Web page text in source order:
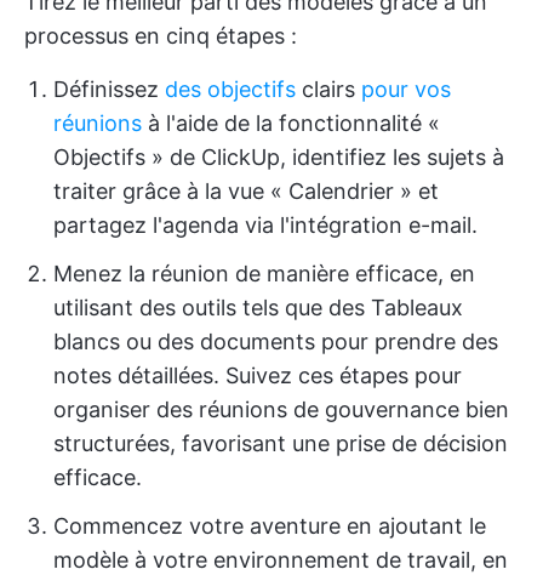
processus en cinq étapes :
Définissez des objectifs clairs pour vos
réunions à l'aide de la fonctionnalité «
Objectifs » de ClickUp, identifiez les sujets à
traiter grâce à la vue « Calendrier » et
partagez l'agenda via l'intégration e-mail.
Menez la réunion de manière efficace, en
utilisant des outils tels que des Tableaux
blancs ou des documents pour prendre des
notes détaillées. Suivez ces étapes pour
organiser des réunions de gouvernance bien
structurées, favorisant une prise de décision
efficace.
Commencez votre aventure en ajoutant le
modèle à votre environnement de travail, en